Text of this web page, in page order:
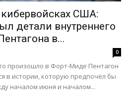
США:
детали внутреннего
в...
0
произошло в Форт-Миде Пентагон
в истории, которую предпочёл бы
началом июня и началом...